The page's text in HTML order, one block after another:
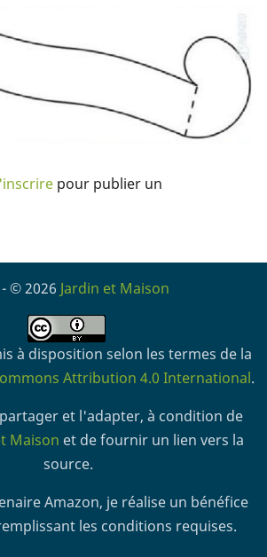
pour publier un
- © 2026 Jardin et Maison
à disposition selon les termes de la
Attribution 4.0 International.
et l'adapter, à condition de
Maison et de fournir un lien vers la
source.
Amazon, je réalise un bénéfice
les conditions requises.